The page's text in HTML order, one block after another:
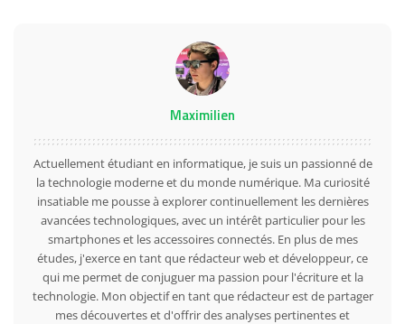
Maximilien
Actuellement étudiant en informatique, je suis un passionné de
la technologie moderne et du monde numérique. Ma curiosité
insatiable me pousse à explorer continuellement les dernières
avancées technologiques, avec un intérêt particulier pour les
smartphones et les accessoires connectés. En plus de mes
études, j'exerce en tant que rédacteur web et développeur, ce
qui me permet de conjuguer ma passion pour l'écriture et la
technologie. Mon objectif en tant que rédacteur est de partager
mes découvertes et d'offrir des analyses pertinentes et